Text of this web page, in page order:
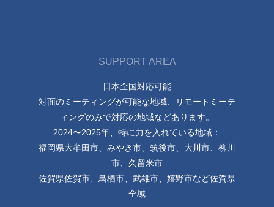
SUPPORT AREA
日本全国対応可能
対面のミーティングが可能な地域、リモートミーテ
ィングのみで対応の地域などあります。
2024〜2025年、特に力を入れている地域：
福岡県大牟田市、みやき市、筑後市、大川市、柳川
市、久留米市
佐賀県佐賀市、鳥栖市、武雄市、嬉野市など佐賀県
全域